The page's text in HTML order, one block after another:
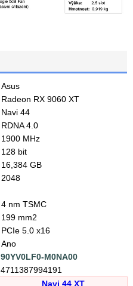
Asus
Radeon RX 9060 XT
Navi 44
RDNA 4.0
1900 MHz
128 bit
16,384 GB
2048
4 nm TSMC
199 mm2
PCIe 5.0 x16
Ano
90YV0LF0-M0NA00
4711387994191
Navi 44 XT